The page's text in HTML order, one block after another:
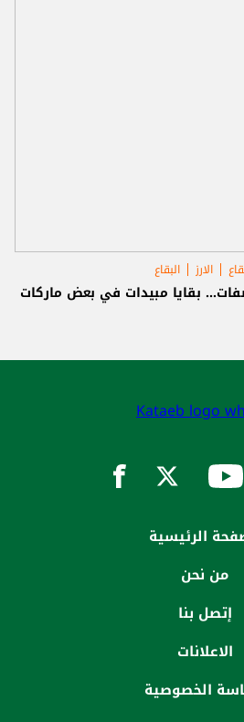
الارز البقاع
بقايا مبيدات في بعض ماركات
الرئيسية
من نحن
إتصل بنا
الاعلانات
الخصوصية